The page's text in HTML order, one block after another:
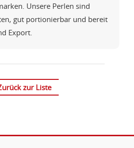
Unsere Perlen sind
gut portionierbar und bereit
Export.
zur Liste